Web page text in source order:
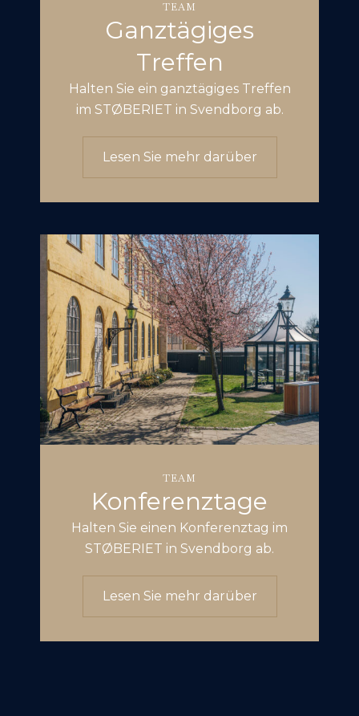
TEAM
Ganztägiges
Treffen
Halten Sie ein ganztägiges Treffen
im STØBERIET in Svendborg ab.
Lesen Sie mehr darüber
TEAM
Konferenztage
Halten Sie einen Konferenztag im
STØBERIET in Svendborg ab.
Lesen Sie mehr darüber